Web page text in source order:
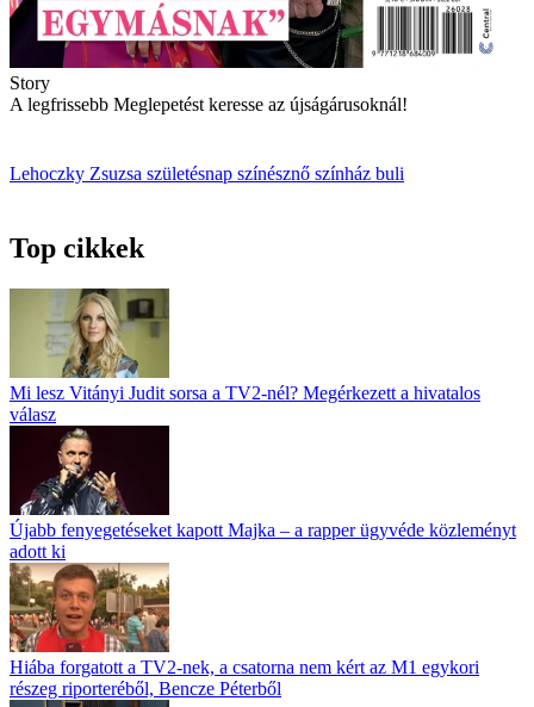
Story
A legfrissebb Meglepetést keresse az újságárusoknál!
Lehoczky Zsuzsa születésnap színésznő színház buli
Top cikkek
Mi lesz Vitányi Judit sorsa a TV2-nél? Megérkezett a hivatalos
válasz
Újabb fenyegetéseket kapott Majka – a rapper ügyvéde közleményt
adott ki
Hiába forgatott a TV2-nek, a csatorna nem kért az M1 egykori
részeg riporteréből, Bencze Péterből